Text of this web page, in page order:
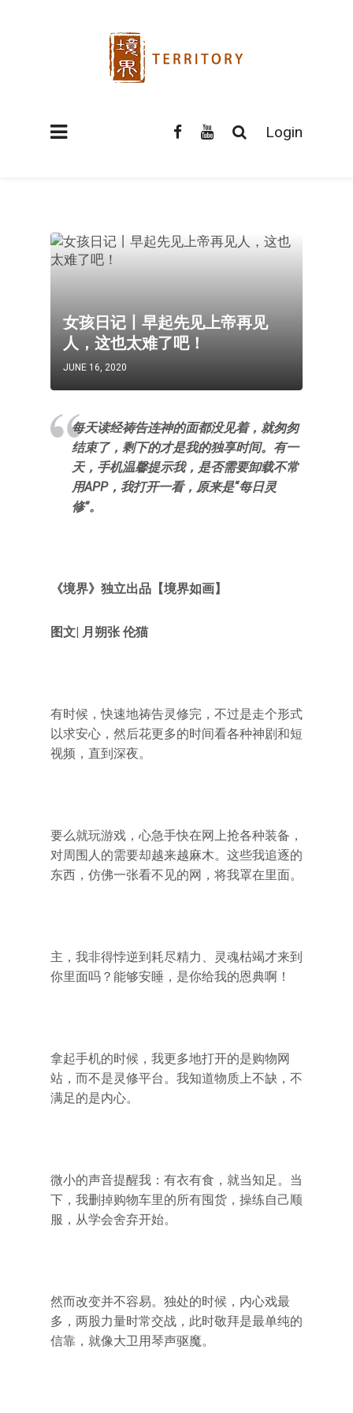
Login
女孩日记丨早起先见上帝再见
人，这也太难了吧！
JUNE 16, 2020
每天读经祷告连神的面都没见着，就匆匆
结束了，剩下的才是我的独享时间。有一
天，手机温馨提示我，是否需要卸载不常
用APP，我打开一看，原来是“每日灵
修”。
《境界》独立出品【境界如画】
图文| 月朔张 伦猫
有时候，快速地祷告灵修完，不过是走个形式
以求安心，然后花更多的时间看各种神剧和短
视频，直到深夜。
要么就玩游戏，心急手快在网上抢各种装备，
对周围人的需要却越来越麻木。这些我追逐的
东西，仿佛一张看不见的网，将我罩在里面。
主，我非得悖逆到耗尽精力、灵魂枯竭才来到
你里面吗？能够安睡，是你给我的恩典啊！
拿起手机的时候，我更多地打开的是购物网
站，而不是灵修平台。我知道物质上不缺，不
满足的是内心。
微小的声音提醒我：有衣有食，就当知足。当
下，我删掉购物车里的所有囤货，操练自己顺
服，从学会舍弃开始。
然而改变并不容易。独处的时候，内心戏最
多，两股力量时常交战，此时敬拜是最单纯的
信靠，就像大卫用琴声驱魔。